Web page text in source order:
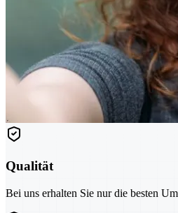
Qualität
Bei uns erhalten Sie nur die besten